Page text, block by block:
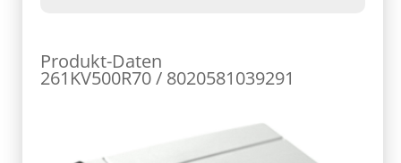
Produkt-Daten
261KV500R70 / 8020581039291